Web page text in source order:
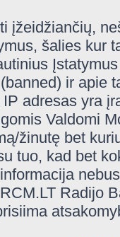
įžeidžiančių,
šalies kur
ir apie
adresas yra
Valdomi
žinutę bet
tuo, kad bet
Radijo